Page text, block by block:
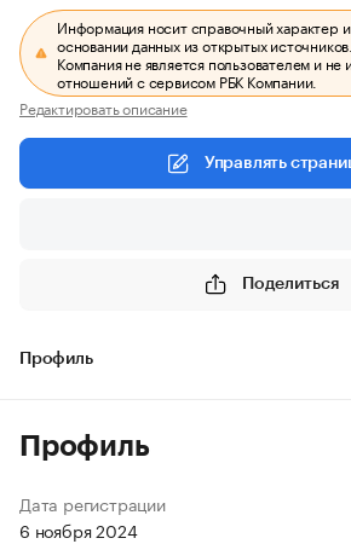
Информация носит справочный характер
основании данных из открытых источников.
Компания не является пользователем и не
отношений с сервисом РБК Компании.
Редактировать описание
Управлять
Поделиться
Профиль
Профиль
Дата регистрации
6 ноября 2024